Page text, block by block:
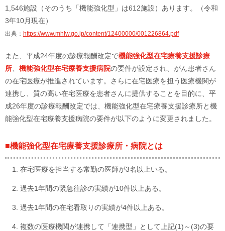
1,546施設（そのうち「機能強化型」は612施設）あります。（令和
3年10月現在）
出典： https://www.mhlw.go.jp/content/12400000/001226864.pdf
また、平成24年度の診療報酬改定で機能強化型在宅療養支援診療
所
機能強化型在宅療養支援病院の要件が設定され、がん患者さん
の在宅医療が推進されています。さらに在宅医療を担う医療機関が
連携し、質の高い在宅医療を患者さんに提供することを目的に、平
成26年度の診療報酬改定では、機能強化型在宅療養支援診療所と機
能強化型在宅療養支援病院の要件が以下のように変更されました。
■機能強化型在宅療養支援診療所・病院とは
在宅医療を担当する常勤の医師が3名以上いる。
過去1年間の緊急往診の実績が10件以上ある。
過去1年間の在宅看取りの実績が4件以上ある。
複数の医療機関が連携して「連携型」として上記(1)～(3)の要